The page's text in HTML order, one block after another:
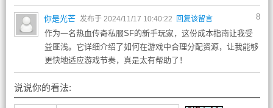
8
你是光芒 发布于 2024/11/17 10:40:22 回复该留言
作为一名热血传奇私服SF的新手玩家，这份成本指南让我受
益匪浅。它详细介绍了如何在游戏中合理分配资源，让我能够
更快地适应游戏节奏，真是太有帮助了！
说说你的看法: